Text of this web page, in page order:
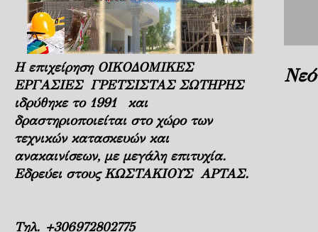
Η επιχείρηση ΟΙΚΟΔΟΜΙΚΕΣ
ΕΡΓΑΣΙΕΣ ΓΡΕΤΣΙΣΤΑΣ ΣΩΤΗΡΗΣ
ιδρύθηκε το 1991 και
δραστηριοποιείται στο χώρο των
τεχνικών κατασκευών και
ανακαινίσεων, με μεγάλη επιτυχία.
Εδρεύει στους ΚΩΣΤΑΚΙΟΥΣ ΑΡΤΑΣ.
Τηλ. +306972802775